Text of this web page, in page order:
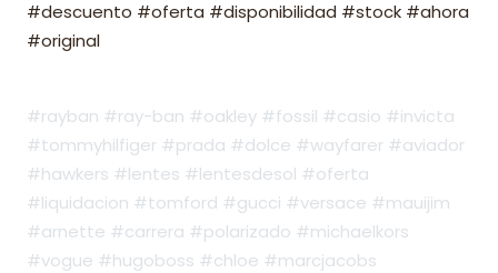
#descuento #oferta #disponibilidad #stock #ahora
#original
#rayban #ray-ban #oakley #fossil #casio #invicta
#tommyhilfiger #prada #dolce #wayfarer #aviador
#hawkers #lentes #lentesdesol #oferta
#liquidacion #tomford #gucci #versace #mauijim
#arnette #carrera #polarizado #michaelkors
#vogue #hugoboss #chloe #marcjacobs